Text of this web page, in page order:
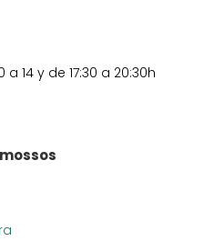
14 y de 17:30 a 20:30h